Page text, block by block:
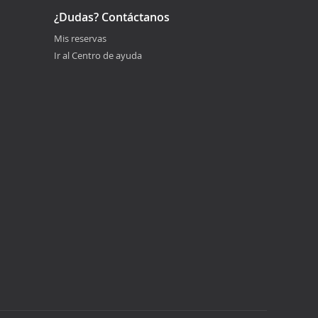
¿Dudas? Contáctanos
Mis reservas
Ir al Centro de ayuda